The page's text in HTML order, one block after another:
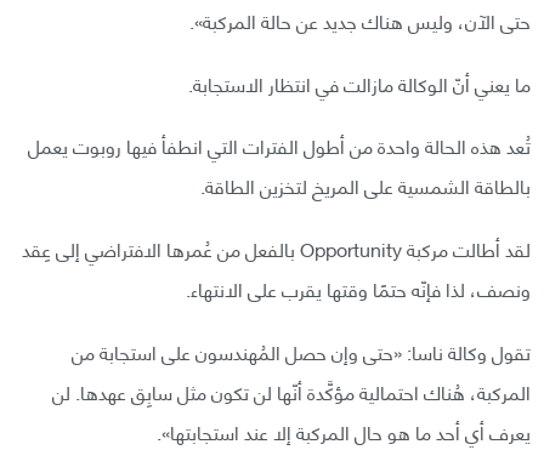
حتى الآن، وليس هناك جديد عن حالة المركبة».
ما يعني أنّ الوكالة مازالت في انتظار الاستجابة.
تُعد هذه الحالة واحدة من أطول الفترات التي انطفأ فيها روبوت يعمل
بالطاقة الشمسية على المريخ لتخزين الطاقة.
لقد أطالت مركبة Opportunity بالفعل من عُمرها الافتراضي إلى عِقد
ونصف، لذا فإنّه حتمًا وقتها يقرب على الانتهاء.
تقول وكالة ناسا: «حتى وإن حصل المُهندسون على استجابة من
المركبة، هُناك احتمالية مؤكَّدة أنّها لن تكون مثل سابِق عهدها. لن
يعرف أي أحد ما هو حال المركبة إلا عند استجابتها».